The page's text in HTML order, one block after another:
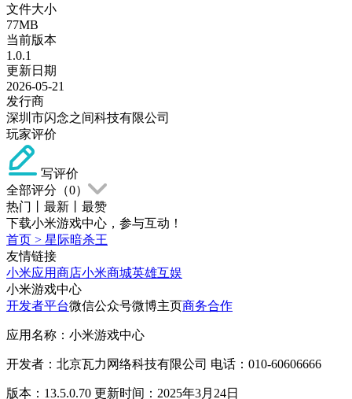
文件大小
77MB
当前版本
1.0.1
更新日期
2026-05-21
发行商
深圳市闪念之间科技有限公司
玩家评价
写评价
全部评分（0）
热门
最新
最赞
下载小米游戏中心，参与互动！
首页 > 星际暗杀王
友情链接
小米应用商店小米商城英雄互娱
小米游戏中心
开发者平台微信公众号微博主页商务合作
应用名称：小米游戏中心
开发者：北京瓦力网络科技有限公司 电话：010-60606666
版本：13.5.0.70 更新时间：2025年3月24日